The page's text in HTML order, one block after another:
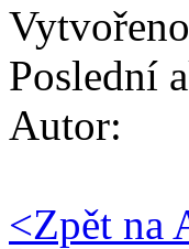
Poslední
Autor:
<Zpět na